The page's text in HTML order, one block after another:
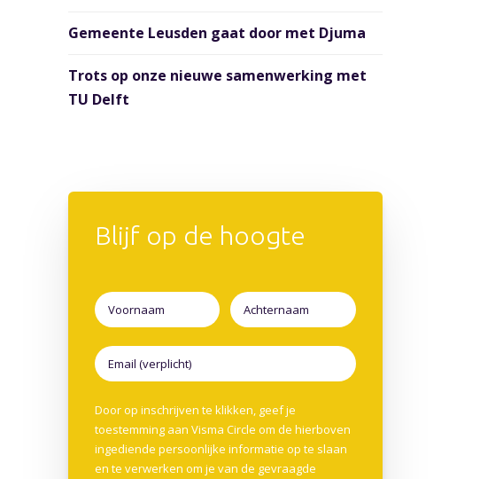
Gemeente Leusden gaat door met Djuma
Trots op onze nieuwe samenwerking met
TU Delft
Blijf op de hoogte
Door op inschrijven te klikken, geef je
toestemming aan Visma Circle om de hierboven
ingediende persoonlijke informatie op te slaan
en te verwerken om je van de gevraagde